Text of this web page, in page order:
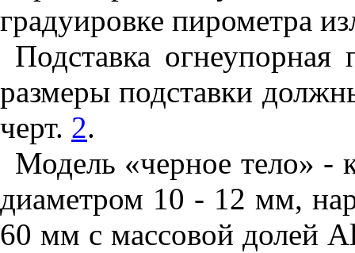
градуировке пирометра
Подставка
размеры подставки
черт. 2.
Модель «черное тело» -
диаметром 10 - 12 мм,
60 мм с массовой долей А